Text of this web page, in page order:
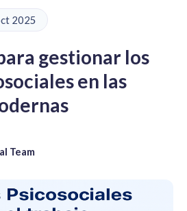
2025
gestionar los
en las
Team